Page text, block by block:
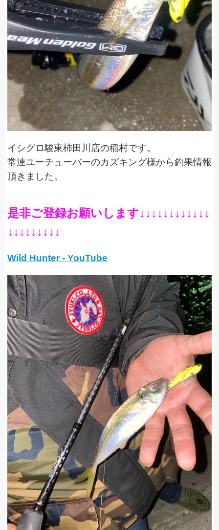
イシグロ駿東柿田川店の稲村です。
常連ユーチューバーのカズキング様から釣果情報
頂きました。
是非ご登録お願いします↓↓↓↓↓↓↓↓↓↓↓↓
↓↓↓↓↓↓↓↓↓
Wild Hunter - YouTube